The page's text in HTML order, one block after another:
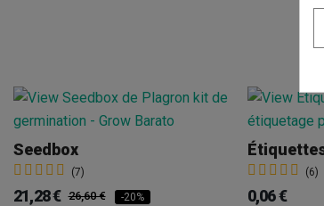
Seedbox
(7)
21,28 € 26,60 € -20%
(6)
0,06 €